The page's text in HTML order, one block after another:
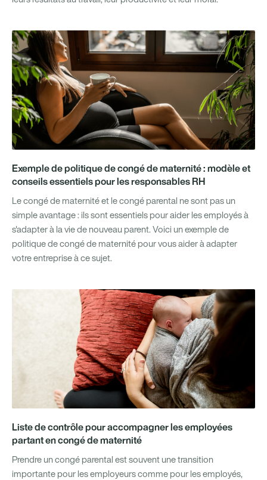
Exemple de politique de congé de maternité : modèle et
conseils essentiels pour les responsables RH
Le congé de maternité et le congé parental ne sont pas un
simple avantage : ils sont essentiels pour aider les employés à
s'adapter à la vie de nouveau parent. Voici un exemple de
politique de congé de maternité pour vous aider à adapter
votre entreprise à ce sujet.
Liste de contrôle pour accompagner les employées
partant en congé de maternité
Prendre un congé parental est souvent une transition
importante pour les employeurs comme pour les employés,